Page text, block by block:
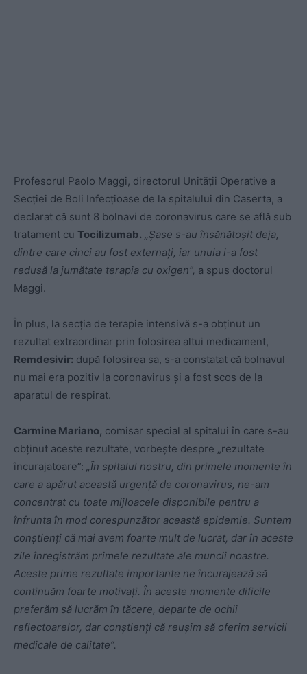
Profesorul Paolo Maggi, directorul Unității Operative a
Secției de Boli Infecțioase de la spitalului din Caserta, a
declarat că sunt 8 bolnavi de coronavirus care se află sub
tratament cu Tocilizumab. „Șase s-au însănătoșit deja,
dintre care cinci au fost externați, iar unuia i-a fost
redusă la jumătate terapia cu oxigen”, a spus doctorul
Maggi.
În plus, la secția de terapie intensivă s-a obținut un
rezultat extraordinar prin folosirea altui medicament,
Remdesivir: după folosirea sa, s-a constatat că bolnavul
nu mai era pozitiv la coronavirus și a fost scos de la
aparatul de respirat.
Carmine Mariano, comisar special al spitalui în care s-au
obținut aceste rezultate, vorbește despre „rezultate
încurajatoare”: „În spitalul nostru, din primele momente în
care a apărut această urgență de coronavirus, ne-am
concentrat cu toate mijloacele disponibile pentru a
înfrunta în mod corespunzător această epidemie. Suntem
conștienți că mai avem foarte mult de lucrat, dar în aceste
zile înregistrăm primele rezultate ale muncii noastre.
Aceste prime rezultate importante ne încurajează să
continuăm foarte motivați. În aceste momente dificile
preferăm să lucrăm în tăcere, departe de ochii
reflectoarelor, dar conștienți că reușim să oferim servicii
medicale de calitate”.